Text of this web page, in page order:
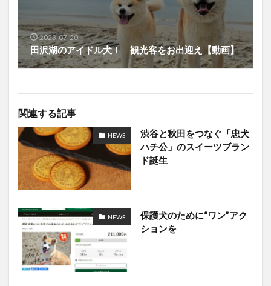
2023-07-20
田沢湖のアイドル犬！ 観光客をお出迎え【動画】
関連する記事
NEWS
渋谷と秋田をつなぐ「忠犬
ハチ公」のスイーツブラン
ド誕生
NEWS
保護犬のために“ワン”アク
ションを